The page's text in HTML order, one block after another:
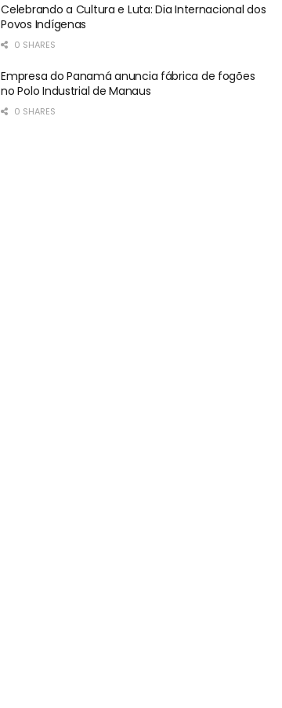
Celebrando a Cultura e Luta: Dia Internacional dos
Povos Indígenas
0 SHARES
Empresa do Panamá anuncia fábrica de fogões
no Polo Industrial de Manaus
0 SHARES